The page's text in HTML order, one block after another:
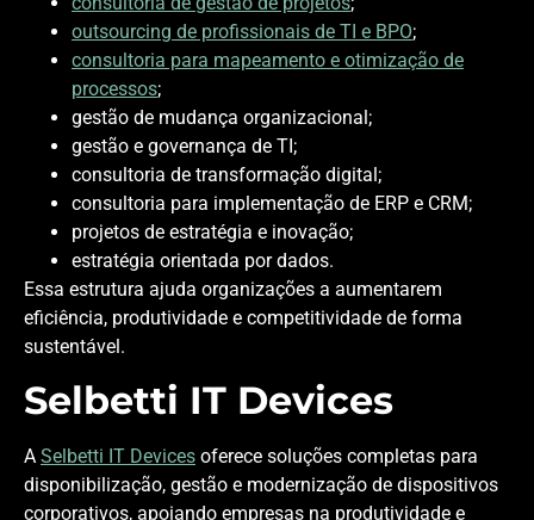
outsourcing de profissionais de TI e BPO;
consultoria para mapeamento e otimização de
processos;
gestão de mudança organizacional;
gestão e governança de TI;
consultoria de transformação digital;
consultoria para implementação de ERP e CRM;
projetos de estratégia e inovação;
estratégia orientada por dados.
Essa estrutura ajuda organizações a aumentarem
eficiência, produtividade e competitividade de forma
sustentável.
Selbetti IT Devices
A Selbetti IT Devices oferece soluções completas para
disponibilização, gestão e modernização de dispositivos
corporativos, apoiando empresas na produtividade e